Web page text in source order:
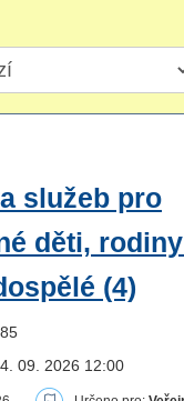
služeb pro
děti,
(4)
09. 2026 12:00